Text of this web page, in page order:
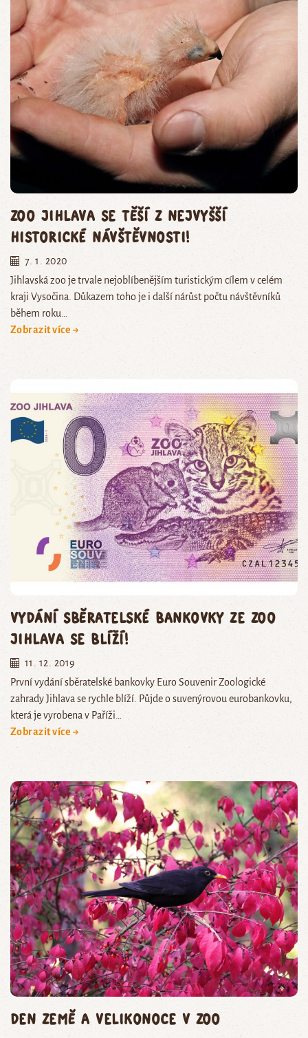
Zoo Jihlava se těší z nejvyšší
historické návštěvnosti!
7. 1. 2020
Jihlavská zoo je trvale nejoblíbenějším turistickým cílem v celém
kraji Vysočina. Důkazem toho je i další nárůst počtu návštěvníků
během roku…
Zobrazit více →
Vydání sběratelské bankovky ze Zoo
Jihlava se blíží!
11. 12. 2019
První vydání sběratelské bankovky Euro Souvenir Zoologické
zahrady Jihlava se rychle blíží. Půjde o suvenýrovou eurobankovku,
která je vyrobena v Paříži…
Zobrazit více →
Den Země a Velikonoce v zoo